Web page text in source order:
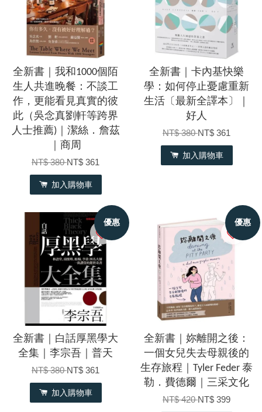
全新書｜我和1000個陌
生人共進晚餐：不談工
作，更能看見真實的彼
此（吳念真劉軒等跨界
人士推薦)｜潔絲．詹茲
｜商周
NT$ 380NT$ 361
加入購物車
全新書｜卡內基快樂
學：如何停止憂慮重新
生活〔最新全譯本〕｜
好人
NT$ 380NT$ 361
加入購物車
優惠
全新書｜白話厚黑學大
全集｜李宗吾｜普天
NT$ 380NT$ 361
加入購物車
優惠
全新書｜妳離開之後：
一個女兒失去母親後的
生存旅程｜Tyler Feder 泰
勒．費德爾｜三采文化
NT$ 420NT$ 399